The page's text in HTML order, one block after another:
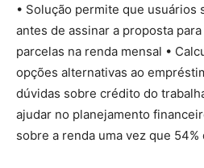
• Solução permite que usuários
antes de assinar a proposta
parcelas na renda mensal •
opções alternativas ao
dúvidas sobre crédito do
ajudar no planejamento
sobre a renda uma vez que